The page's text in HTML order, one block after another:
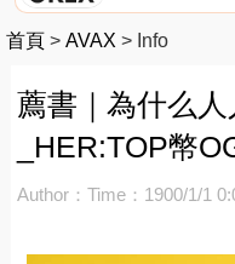
首頁 > AVAX > Info
薦書｜為什么
_HER:TOP幣
Author： Time：1900/1/1